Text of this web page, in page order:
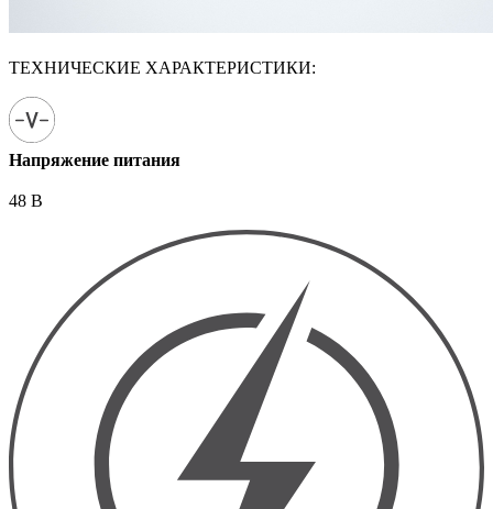
ТЕХНИЧЕСКИЕ ХАРАКТЕРИСТИКИ:
Напряжение питания
48 В